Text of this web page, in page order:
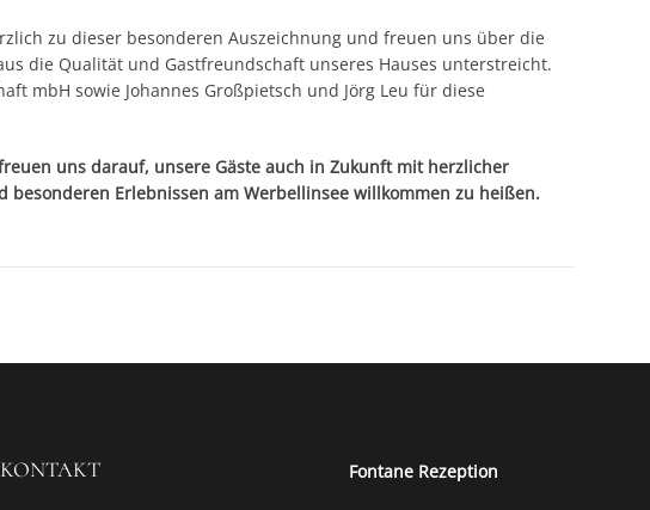
zu dieser besonderen Auszeichnung und freuen uns über die
die Qualität und Gastfreundschaft unseres Hauses unterstreicht.
mbH sowie Johannes Großpietsch und Jörg Leu für diese
uns darauf, unsere Gäste auch in Zukunft mit herzlicher
besonderen Erlebnissen am Werbellinsee willkommen zu heißen.
KONTAKT Fontane Rezeption